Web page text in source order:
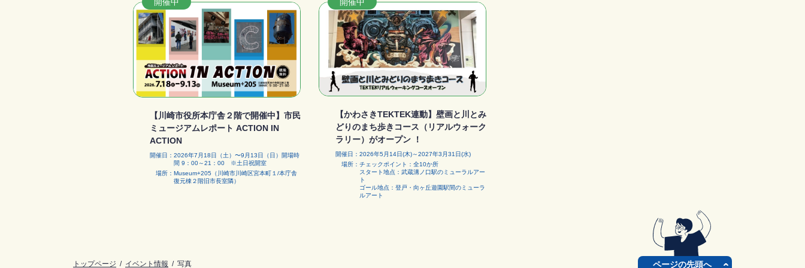
【川崎市役所本庁舎２階で開催中】市民
ミュージアムレポート ACTION IN
ACTION
開催日
2026年7月18日（土）〜9月13日（日）開場時
間 9：00～21：00 ※土日祝開室
場所
Museum+205（川崎市川崎区宮本町１/本庁舎
復元棟２階旧市長室隣）
【かわさきTEKTEK連動】壁画と川とみ
どりのまち歩きコース（リアルウォーク
ラリー）がオープン ！
開催日
2026年5月14日(木)～2027年3月31日(水)
場所
チェックポイント：全10か所
スタート地点：武蔵溝ノ口駅のミューラルアー
ト
ゴール地点：登戸・向ヶ丘遊園駅間のミューラ
ルアート
トップページ イベント情報 写真 ページの先頭へ